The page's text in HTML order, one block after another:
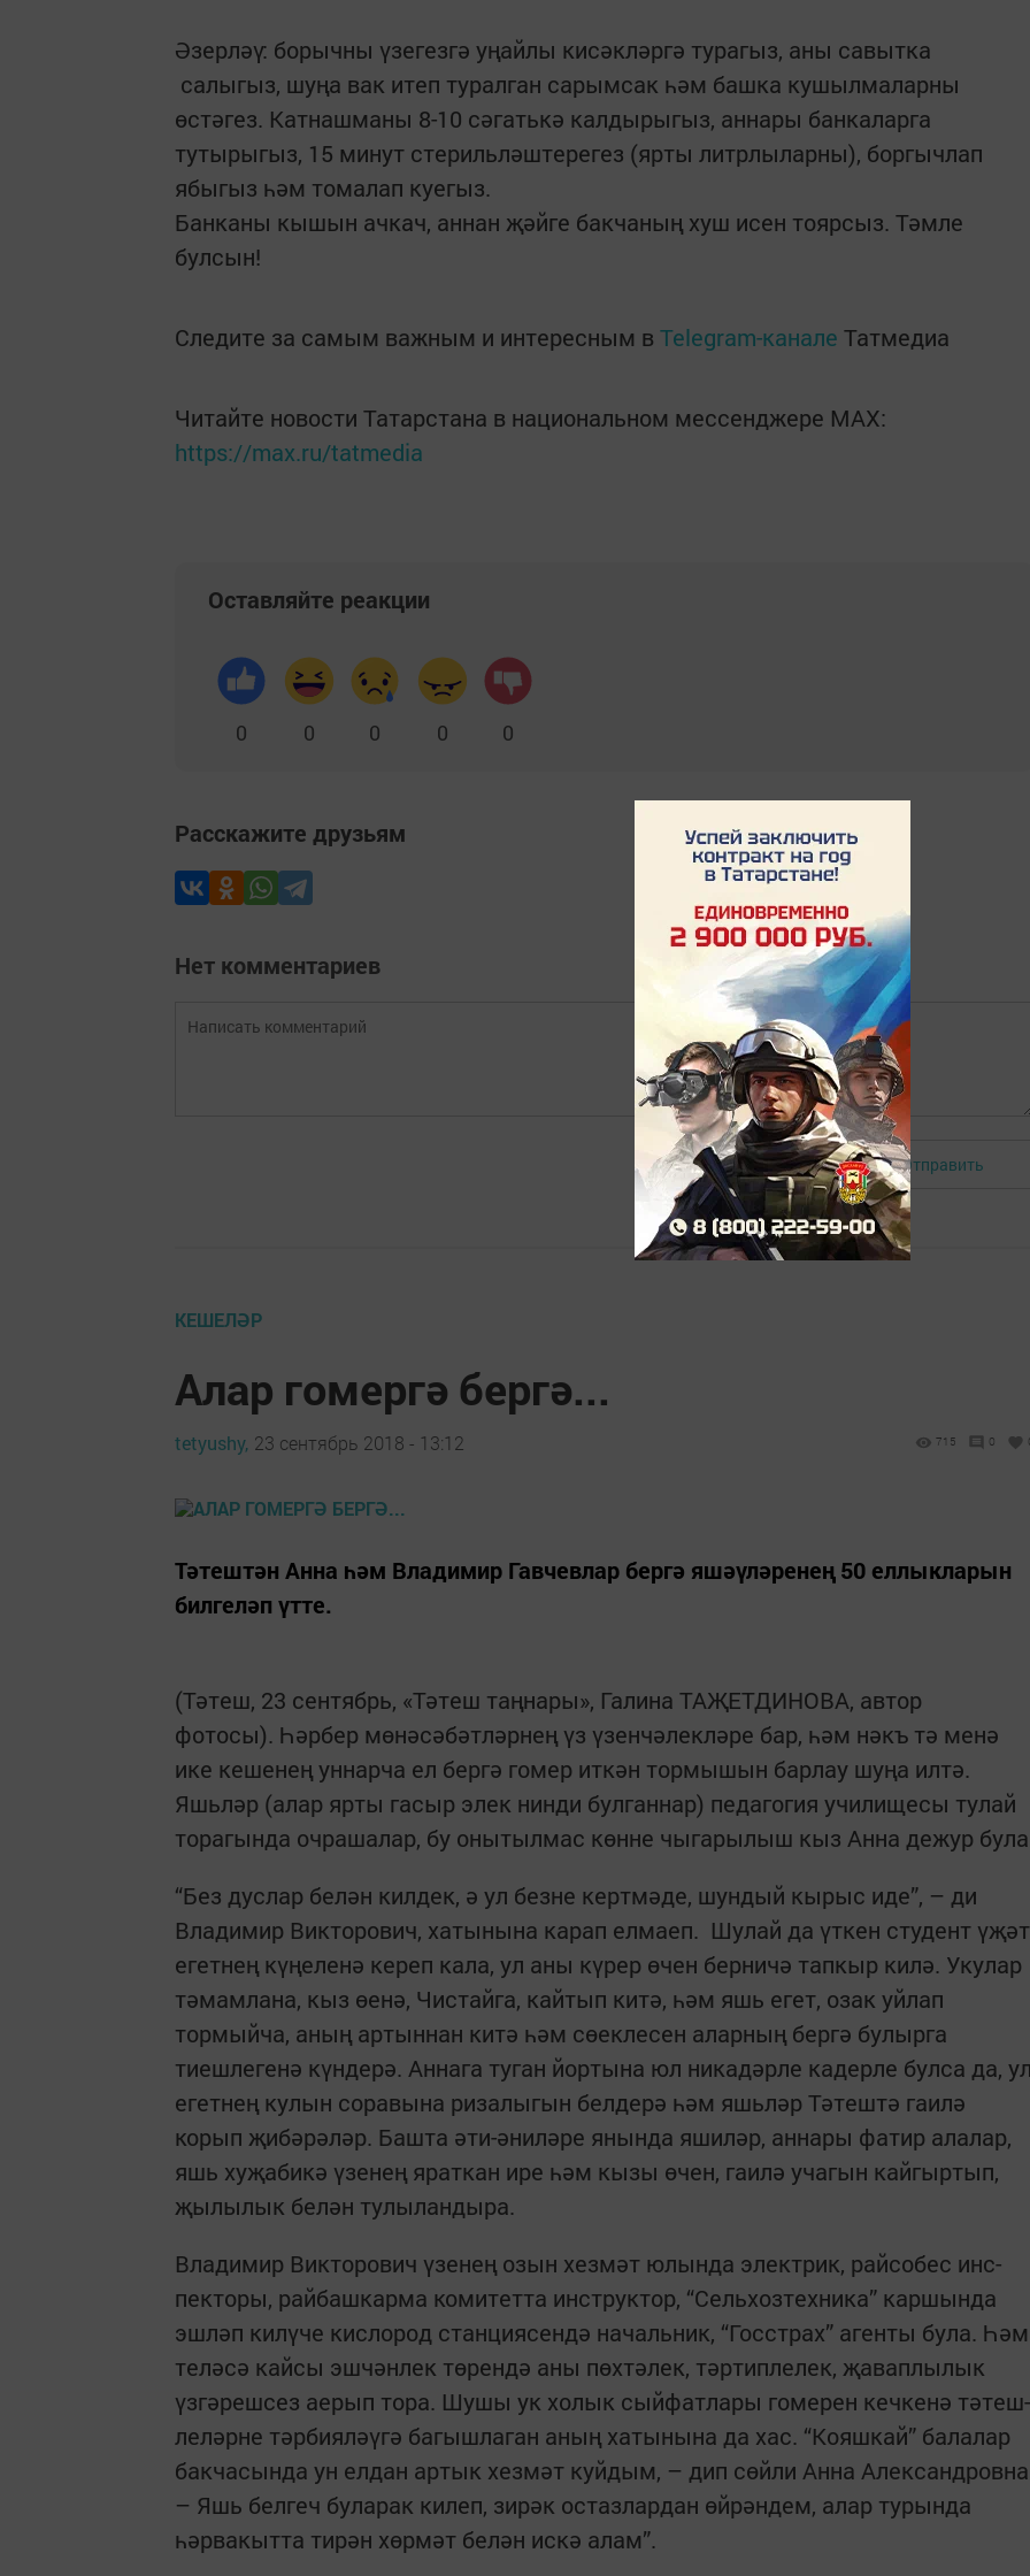
Әзерләү: борычны үзегезгә уңайлы кисәкләргә турагыз, аны савытка
салыгыз, шуңа вак итеп туралган сарымсак һәм башка кушылмаларны
өстәгез. Катнашманы 8-10 сәгатькә калдырыгыз, аннары банкаларга
тутырыгыз, 15 минут стерильләштерегез (ярты литрлыларны), боргычлап
ябыгыз һәм томалап куегыз.
Банканы кышын ачкач, аннан җәйге бакчаның хуш исен тоярсыз. Тәмле
булсын!
Следите за самым важным и интересным в Telegram-канале Татмедиа
Читайте новости Татарстана в национальном мессенджере MАХ:
https://max.ru/tatmedia
Оставляйте реакции
0 0 0 0 0
Расскажите друзьям
Нет комментариев
Авторизоваться Отправить
КЕШЕЛӘР
Алар гомергә бергә...
tetyushy, 23 сентябрь 2018 - 13:12 715 0
Тәтештән Анна һәм Владимир Гавчевлар бергә яшәүләренең 50 еллыкларын
билгеләп үтте.
(Тәтеш, 23 сентябрь, «Тәтеш таңнары», Галина ТАҖЕТДИНОВА, автор
фотосы). Һәрбер мөнәсәбәтләрнең үз үзенчәлекләре бар, һәм нәкъ тә менә
ике кешенең уннарча ел бергә гомер иткән тормышын барлау шуңа илтә.
Яшьләр (алар ярты гасыр элек нинди булганнар) педагогия училищесы тулай
торагында очрашалар, бу онытылмас көнне чыгарылыш кыз Анна дежур
“Без дуслар белән килдек, ә ул безне кертмәде, шундый кырыс иде”, – ди
Владимир Викторович, хатынына карап елмаеп. Шулай да үткен студент үҗәт
егетнең күңеленә кереп кала, ул аны күрер өчен берничә тапкыр килә. Укулар
тәмамлана, кыз өенә, Чистайга, кайтып китә, һәм яшь егет, озак уйлап
тормыйча, аның артыннан китә һәм сөеклесен аларның бергә булырга
тиешлегенә күндерә. Аннага туган йортына юл никадәрле кадерле булса да,
егетнең кулын соравына ризалыгын белдерә һәм яшьләр Тәтештә гаилә
корып җибәрәләр. Башта әти-әни­ләре янында яшиләр, аннары фатир алалар,
яшь хуҗабикә үзенең яраткан ире һәм кызы өчен, гаилә учагын кайгыртып,
җылылык белән тулыландыра.
Владимир Викторович үзенең озын хезмәт юлында электрик, райсобес инс­
пекторы, райбашкарма комитетта инструктор, “Сельхозтехника” каршында
эшләп килүче кислород станциясендә начальник, “Госстрах” агенты була. Һәм
теләсә кайсы эшчәнлек төрендә аны пөхтәлек, тәртиплелек, җаваплылык
үзгәрешсез аерып тора. Шушы ук холык сыйфатлары гомерен кечкенә тәтеш­
леләрне тәрбияләүгә багышлаган аның хатынына да хас. “Кояшкай” балалар
бакчасында ун елдан артык хезмәт куйдым, – дип сөйли Анна
– Яшь белгеч буларак килеп, зирәк остазлардан өйрәндем, алар турында
һәрвакытта тирән хөрмәт белән искә алам”.